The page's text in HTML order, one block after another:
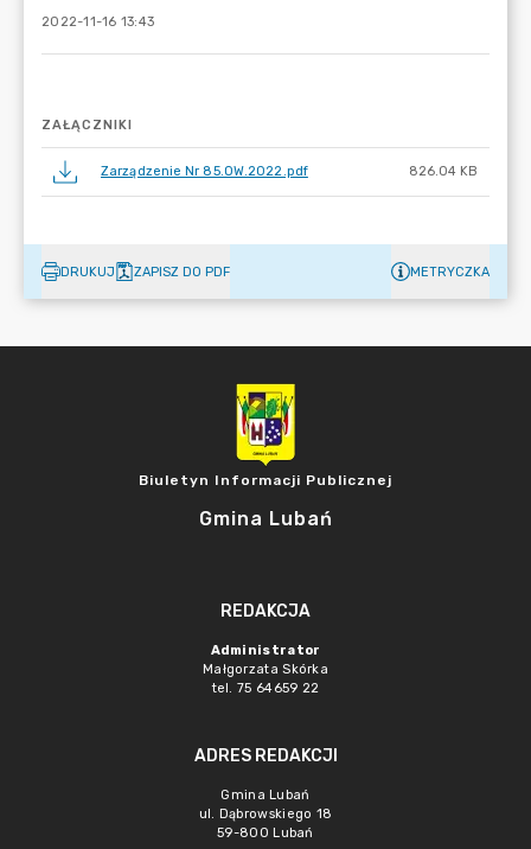
2022-11-16 13:43
ZAŁĄCZNIKI
Zarządzenie Nr 85.OW.2022.pdf 826.04 KB
DRUKUJ ZAPISZ DO PDF METRYCZKA
Biuletyn Informacji Publicznej
Gmina Lubań
REDAKCJA
Administrator
Małgorzata Skórka
tel. 75 64659 22
ADRES REDAKCJI
Gmina Lubań
ul. Dąbrowskiego 18
59-800 Lubań